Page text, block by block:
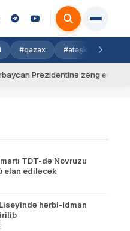
#qazax #atəşkəs
zəng edib Valyuta
TDT-də Novruzu
elan ediləcək
hərbi-idman